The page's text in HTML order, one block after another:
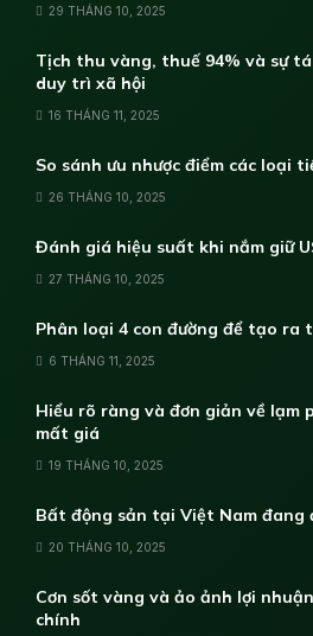
29 THÁNG 10, 2025
Tịch thu vàng, thuế 94% và sự
duy trì xã hội
16 THÁNG 11, 2025
So sánh ưu nhược điểm các loại
26 THÁNG 10, 2025
Đánh giá hiệu suất khi nắm giữ
27 THÁNG 10, 2025
Phân loại 4 con đường để tạo ra
6 THÁNG 11, 2025
Hiểu rõ ràng và đơn giản về lạm
mất giá
19 THÁNG 10, 2025
Bất động sản tại Việt Nam đang
20 THÁNG 10, 2025
Cơn sốt vàng và ảo ảnh lợi
chính